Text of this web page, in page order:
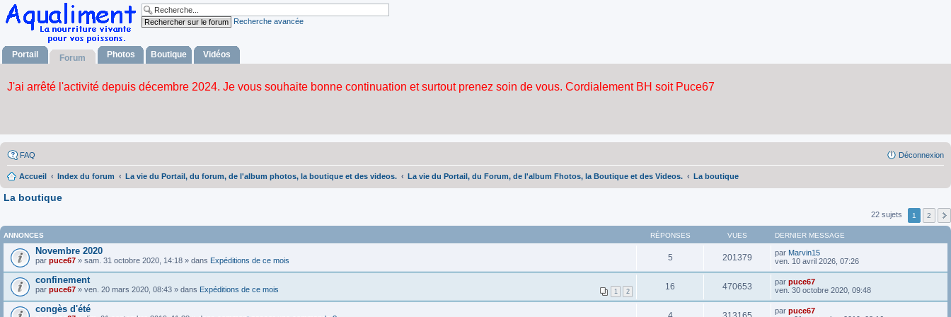
Recherche avancée
Portail Forum Photos Boutique Vidéos
FAQ Déconnexion
Accueil Index du forum La vie du Portail, du forum, de l'album photos, la boutique et des videos. La vie du Portail, du Forum, de l'album Fhotos, la Boutique et des Videos. La boutique
La boutique
22 sujets 1 2
ANNONCES RÉPONSES VUES DERNIER MESSAGE
Novembre 2020
par puce67 » sam. 31 octobre 2020, 14:18 » dans Expéditions de ce mois 5 201379 par Marvin15
ven. 10 avril 2026, 07:26
confinement
1 2
par puce67 » ven. 20 mars 2020, 08:43 » dans Expéditions de ce mois 16 470653 par puce67
ven. 30 octobre 2020, 09:48
congès d'été par puce67